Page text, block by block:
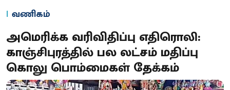
வணிகம்
அமெரிக்க வரிவிதிப்பு எதிரொலி:
காஞ்சிபுரத்தில் பல லட்சம் மதிப்பு
கொலு பொம்மைகள் தேக்கம்